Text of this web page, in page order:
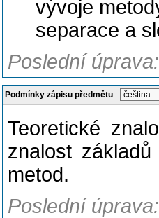
vývoje
separace a
Poslední
Podmínky zápisu předmětu -
Teoretické
znalost
metod.
Poslední